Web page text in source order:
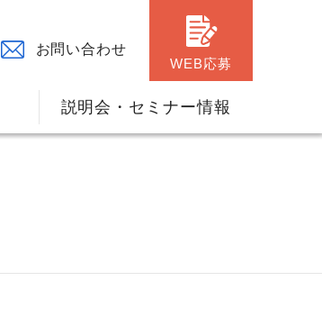
お問い合わせ
WEB応募
説明会・セミナー情報